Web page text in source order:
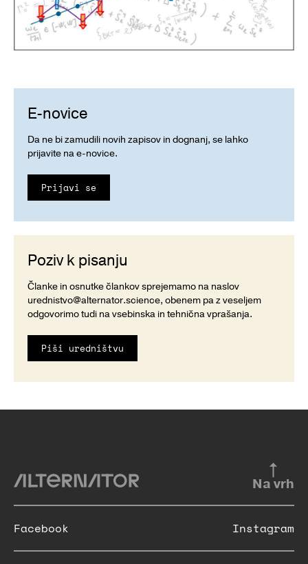
E-novice
Da ne bi zamudili novih zapisov in dognanj, se lahko
prijavite na e-novice.
Prijavi se
Poziv k pisanju
Članke in osnutke člankov sprejemamo na naslov
urednistvo@alternator.science, obenem pa z veseljem
odgovorimo tudi na vsebinska in tehnična vprašanja.
Piši uredništvu
Na vrh
Facebook Instagram